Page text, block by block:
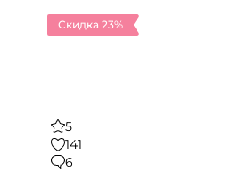
Скидка 23%
5
141
6